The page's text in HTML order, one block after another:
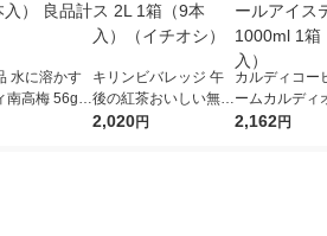
水に溶かす
南高梅 56g
8g×7本
キリンビバレッジ 午
後の紅茶おいしい無糖
ラベルレス 2L 1箱（9
2,020円
カルディコー
ームカルディ
ル ネパールア
2,162円